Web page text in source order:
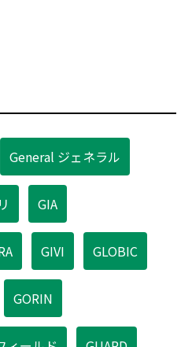
General ジェネラル
GIA
GIVI GLOBIC
GORIN